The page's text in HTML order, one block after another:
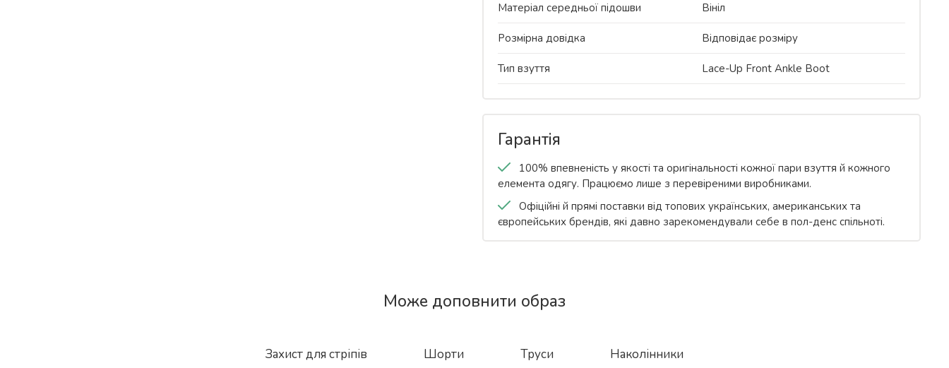
Матеріал середньої підошви Вініл
Розмірна довідка Відповідає розміру
Тип взуття Lace-Up Front Ankle Boot
Гарантія
100% впевненість у якості та оригінальності кожної пари взуття й кожного
елемента одягу. Працюємо лише з перевіреними виробниками.
Офіційні й прямі поставки від топових українських, американських та
європейських брендів, які давно зарекомендували себе в пол-денс спільноті.
Яка висота платформи у цих чобіт?
Може доповнити образ
Захист для стріпів Шорти Труси Наколінники